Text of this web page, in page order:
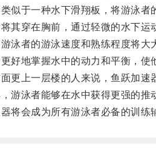
于一种水下滑翔板，将游泳者
穿在胸前，通过轻微的水下运
者的游泳速度和熟练程度将大
地掌握水中的动力和平衡，使
上一层楼的人来说，鱼跃加速
泳者能够在水中获得更强的推
会成为所有游泳者必备的训练